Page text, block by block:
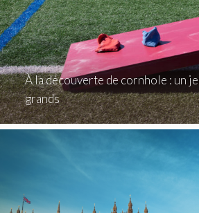
À la découverte de cornhole : un
grands